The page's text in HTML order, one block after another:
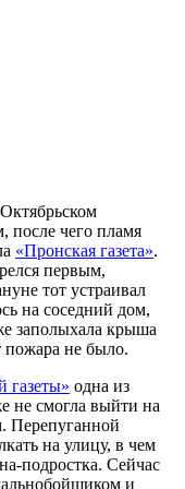
после чего пламя
«Пронская газета».
первым,
тот устраивал
на соседний дом,
заполыхала крыша
пожара не было.
газеты» одна из
не смогла выйти на
Перепуганной
на улицу, в чем
подростка. Сейчас
и